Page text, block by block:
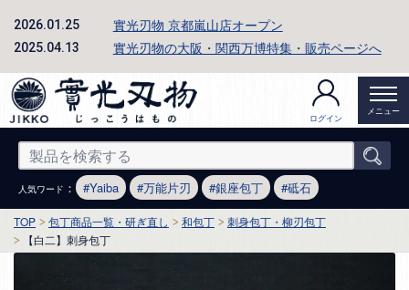
2026.01.25 實光刃物 京都嵐山店オープン
2025.04.13 實光刃物の大阪・関西万博特集・販売ページへ
ログイン
メニュー
人気ワード ： Yaiba 万能片刃 銀座包丁 砥石
TOP 包丁商品一覧・研ぎ直し 和包丁
刺身包丁・柳刃包丁
【白二】刺身包丁